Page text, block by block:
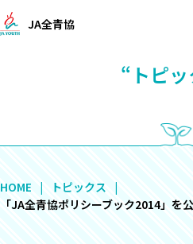
JA全青協
“トピ
HOME
トピックス
「JA全青協ポリシーブック2014」を